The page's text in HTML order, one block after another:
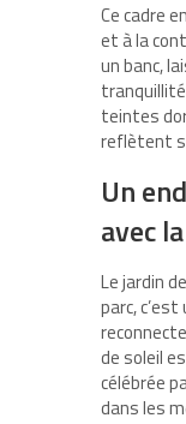
Ce cadre
et à la
un banc,
teintes
reflètent
Un
avec
Le jardin
parc,
de soleil
célébrée
dans les